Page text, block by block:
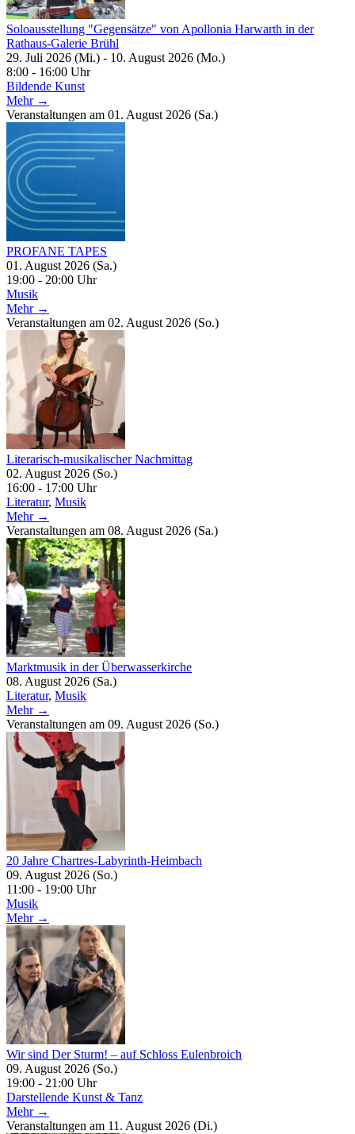
Soloausstellung "Gegensätze" von Apollonia Harwarth in der
Rathaus-Galerie Brühl
29. Juli 2026 (Mi.) - 10. August 2026 (Mo.)
8:00 - 16:00 Uhr
Bildende Kunst
Mehr →
Veranstaltungen am 01. August 2026 (Sa.)
PROFANE TAPES
01. August 2026 (Sa.)
19:00 - 20:00 Uhr
Musik
Mehr →
Veranstaltungen am 02. August 2026 (So.)
Literarisch-musikalischer Nachmittag
02. August 2026 (So.)
16:00 - 17:00 Uhr
Literatur, Musik
Mehr →
Veranstaltungen am 08. August 2026 (Sa.)
Marktmusik in der Überwasserkirche
08. August 2026 (Sa.)
Literatur, Musik
Mehr →
Veranstaltungen am 09. August 2026 (So.)
20 Jahre Chartres-Labyrinth-Heimbach
09. August 2026 (So.)
11:00 - 19:00 Uhr
Musik
Mehr →
Wir sind Der Sturm! – auf Schloss Eulenbroich
09. August 2026 (So.)
19:00 - 21:00 Uhr
Darstellende Kunst & Tanz
Mehr →
Veranstaltungen am 11. August 2026 (Di.)